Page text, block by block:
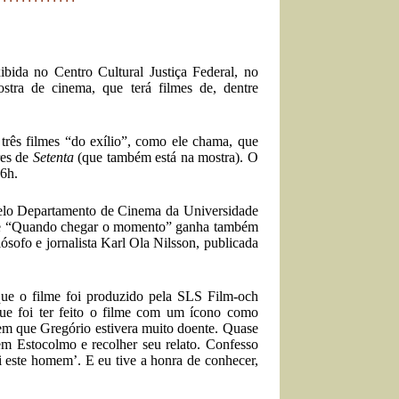
no Centro Cultural Justiça Federal, no
de cinema, que terá filmes de, dentre
filmes “do exílio”, como ele chama, que
de Setenta(que também está na mostra). O
Departamento de Cinema da Universidade
chegar o momento” ganha também
e jornalista Karl Ola Nilsson, publicada
o filme foi produzido pela SLS Film-och
foi ter feito o filme com um ícono como
que Gregório estivera muito doente. Quase
Estocolmo e recolher seu relato. Confesso
homem’. E eu tive a honra de conhecer,